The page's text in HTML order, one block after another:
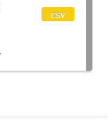
csv